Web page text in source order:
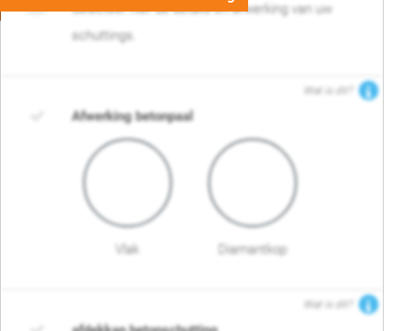
Selecteer hier de details en afwerking van uw
schuttings.
Wat is dit?
Afwerking betonpaal
Vlak Diamantkop
Wat is dit?